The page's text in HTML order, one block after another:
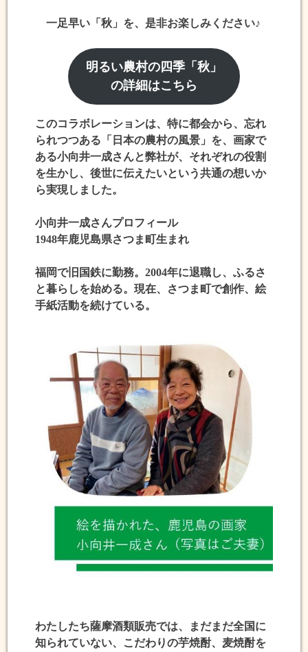
一足早い「秋」を、是非お楽しみください♪
明るい農村の四季「秋」
の詳細はこちら
このコラボレーションは、特に都会から、忘れ
られつつある「日本の農村の風景」を、画家で
ある小向井一成さんと弊社が、それぞれの役割
を生かし、後世に伝えたいという共通の想いか
ら実現しました。
小向井一成さんプロフィール
1948年鹿児島県さつま町生まれ
福岡で旧国鉄に勤務。2004年に退職し、ふるさ
と暮らしを始める。現在、さつま町で創作、絵
手紙活動を続けている。
わたしたち薩摩酒類販売では、まだまだ全国に
知られていない、こだわりの芋焼酎、麦焼酎を